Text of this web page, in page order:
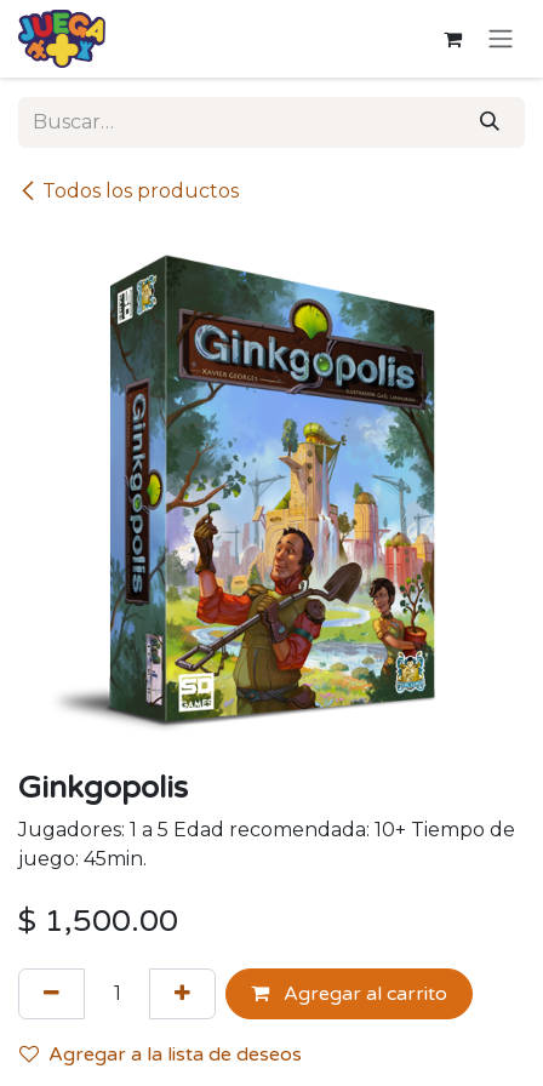
Ir al contenido
Todos los productos
Ginkgopolis
Jugadores: 1 a 5 Edad recomendada: 10+ Tiempo de
juego: 45min.
$ 1,500.00
Agregar al carrito
Agregar a la lista de deseos